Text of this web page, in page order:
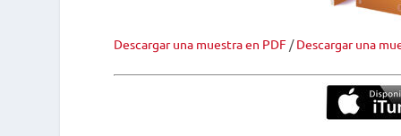
Descargar una muestra en PDF /Descargar una